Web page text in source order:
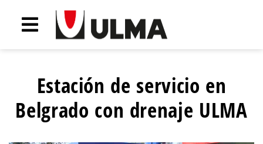
Estación de servicio en
Belgrado con drenaje ULMA